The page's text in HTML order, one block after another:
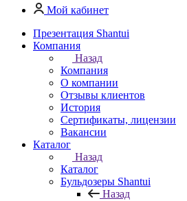
Мой кабинет
Презентация Shantui
Компания
Назад
Компания
О компании
Отзывы клиентов
История
Сертификаты, лицензии
Вакансии
Каталог
Назад
Каталог
Бульдозеры Shantui
Назад